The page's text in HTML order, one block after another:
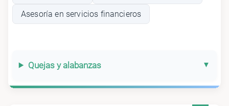
Asesoría en servicios financieros
Quejas y alabanzas